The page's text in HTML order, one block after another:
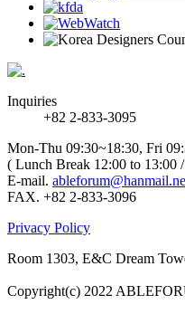
Inquiries
+82 2-833-3095
Mon-Thu 09:30~18:30, Fri
( Lunch Break 12:00 to 13:00
E-mail.
FAX. +82 2-833-3096
Privacy Policy
Room 1303, E&C Dream
Copyright(c) 2022